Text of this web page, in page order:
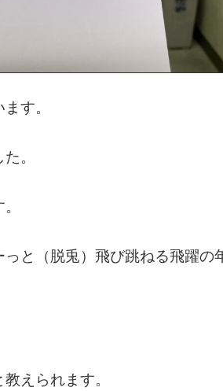
す。
。
と（脱兎）飛び跳ねる飛躍の
えられます。